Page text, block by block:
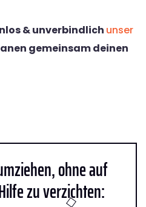
& unverbindlich unser
gemeinsam deinen
ohne auf
zu verzichten: